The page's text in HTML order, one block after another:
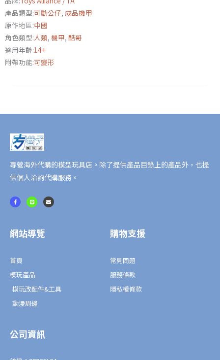
鬼
武
士、
A112
赤
鴉
式
量
產品類型:可動公仔, 成品機甲
原作地區:中國
角色類型:人類, 機甲, 酷哥
適用年齡:14+
附帶功能:可變形
專營海外代購的模型玩具店。除了提供產品目錄上的產品外，也提
供個人洽詢代購服務。
F
a
c
k
-
L
i
n
E
n
v
網站導覽
首頁
模玩產品
模玩改配件&工具
動漫周邊
購物支援
常見問題
服務條款
隱私權條款
公司資訊